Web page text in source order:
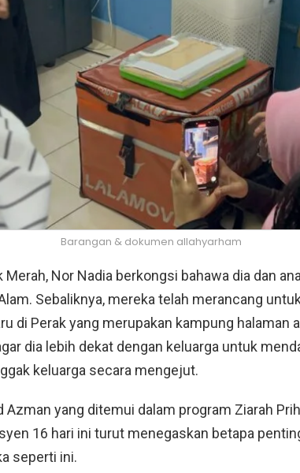
Barangan & dokumen allahyarham
Merah, Nor Nadia berkongsi bahawa dia dan
Sebaliknya, mereka telah merancang
di Perak yang merupakan kampung halaman
dia lebih dekat dengan keluarga untuk
keluarga secara mengejut.
Azman yang ditemui dalam program Ziarah
16 hari ini turut menegaskan betapa
seperti ini.